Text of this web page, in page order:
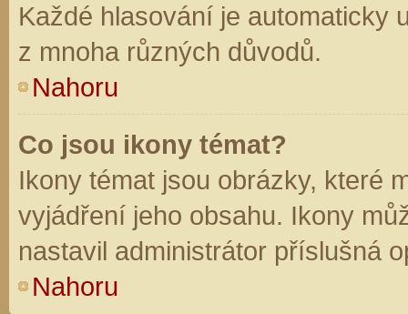
Každé hlasování je automaticky
z mnoha různých důvodů.
Nahoru
Co jsou ikony témat?
Ikony témat jsou obrázky, které
vyjádření jeho obsahu. Ikony
nastavil administrátor příslušná
Nahoru